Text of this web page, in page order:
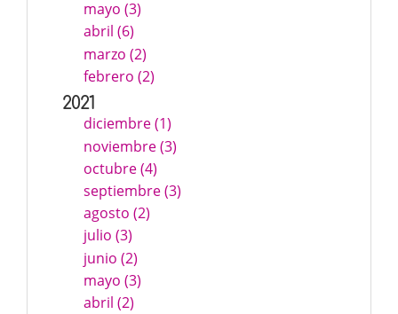
mayo (3)
abril (6)
marzo (2)
febrero (2)
2021
diciembre (1)
noviembre (3)
octubre (4)
septiembre (3)
agosto (2)
julio (3)
junio (2)
mayo (3)
abril (2)